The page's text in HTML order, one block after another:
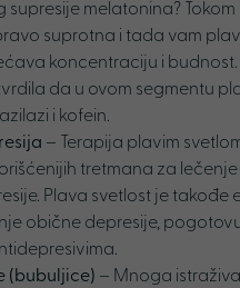
supresije melatonina?
suprotna i tada vam
koncentraciju i budnost.
da u ovom segmentu
i kofein.
– Terapija plavim
tretmana za lečenje
Plava svetlost je takođe
obične depresije,
(bubuljice) – Mnoga